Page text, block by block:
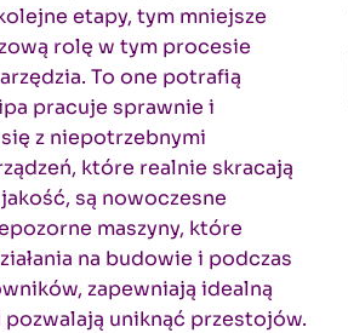
etapy, tym mniejsze
rolę w tym procesie
To one potrafią
pracuje sprawnie i
z niepotrzebnymi
które realnie skracają
są nowoczesne
maszyny, które
na budowie i podczas
zapewniają idealną
uniknąć przestojów.